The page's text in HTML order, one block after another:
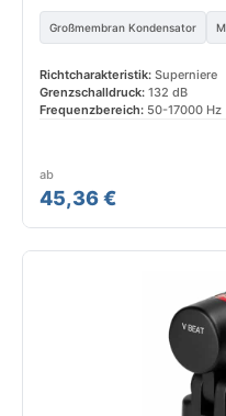
Großmembran Kondensator
Richtcharakteristik: Superniere
Grenzschalldruck: 132 dB
Frequenzbereich: 50-17000 Hz
ab
45,36 €